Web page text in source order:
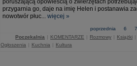
poruszającą opowieścią o zwierzętach
przygarnia go, daje na imię Helen i postanawia
nowotwór płuc... więcej »
poprzednia 6 7
Poczekalnia | KOMENTARZE | Rozmowy | Książki |
Ogłoszenia | Kuchnia | Kultura